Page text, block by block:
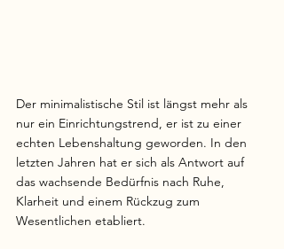
Der minimalistische Stil ist längst mehr als
nur ein Einrichtungstrend, er ist zu einer
echten Lebenshaltung geworden. In den
letzten Jahren hat er sich als Antwort auf
das wachsende Bedürfnis nach Ruhe,
Klarheit und einem Rückzug zum
Wesentlichen etabliert.